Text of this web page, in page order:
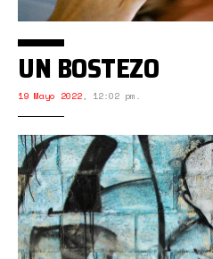
UN BOSTEZO
19 Mayo 2022, 12:02 pm.